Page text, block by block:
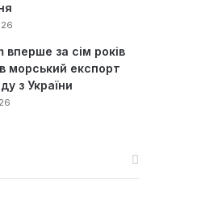
вперше за сім років
морський експорт
з України